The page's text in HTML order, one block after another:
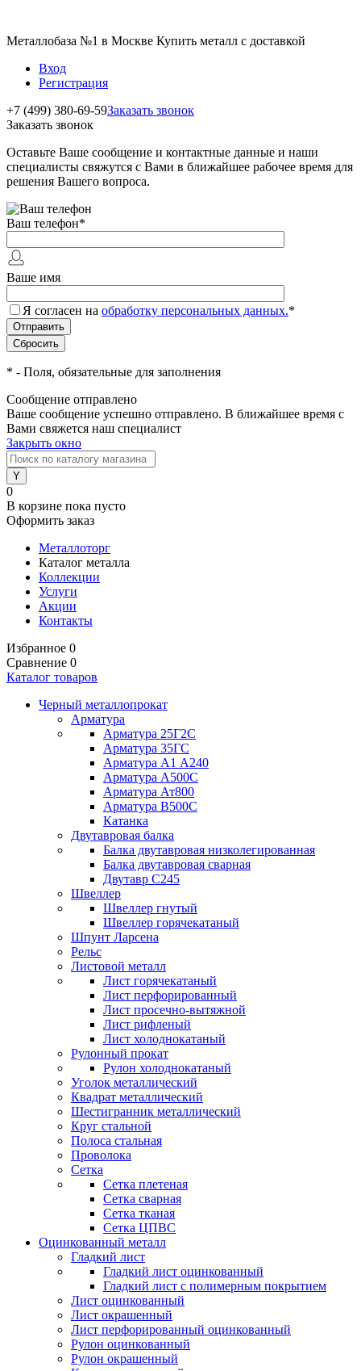
Металлобаза №1 в Москве Купить металл с доставкой
Вход
Регистрация
+7 (499) 380-69-59Заказать звонок
Заказать звонок
Оставьте Ваше сообщение и контактные данные и наши
специалисты свяжутся с Вами в ближайшее рабочее время для
решения Вашего вопроса.
Ваш телефон*
Ваше имя
Я согласен на обработку персональных данных.*
* - Поля, обязательные для заполнения
Сообщение отправлено
Ваше сообщение успешно отправлено. В ближайшее время с
Вами свяжется наш специалист
Закрыть окно
0
В корзине пока пусто
Оформить заказ
Металлоторг
Каталог металла
Коллекции
Услуги
Акции
Контакты
Избранное 0
Сравнение 0
Каталог товаров
Черный металлопрокат
Арматура
Арматура 25Г2С
Арматура 35ГС
Арматура А1 А240
Арматура А500С
Арматура Ат800
Арматура В500С
Катанка
Двутавровая балка
Балка двутавровая низколегированная
Балка двутавровая сварная
Двутавр С245
Швеллер
Швеллер гнутый
Швеллер горячекатаный
Шпунт Ларсена
Рельс
Листовой металл
Лист горячекатаный
Лист перфорированный
Лист просечно-вытяжной
Лист рифленый
Лист холоднокатаный
Рулонный прокат
Рулон холоднокатаный
Уголок металлический
Квадрат металлический
Шестигранник металлический
Круг стальной
Полоса стальная
Проволока
Сетка
Сетка плетеная
Сетка сварная
Сетка тканая
Сетка ЦПВС
Оцинкованный металл
Гладкий лист
Гладкий лист оцинкованный
Гладкий лист с полимерным покрытием
Лист оцинкованный
Лист окрашенный
Лист перфорированный оцинкованный
Рулон оцинкованный
Рулон окрашенный